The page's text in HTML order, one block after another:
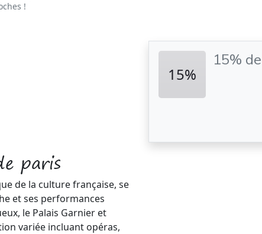
!
paris
de la culture française, se
et ses performances
le Palais Garnier et
variée incluant opéras,
15%
15%